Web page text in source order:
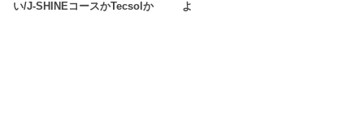
い/J-SHINEコースかTecsolか
よ